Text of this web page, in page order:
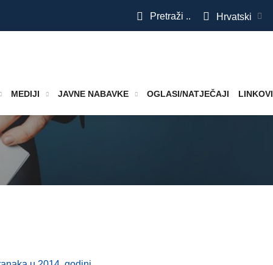
Pretraži .. Hrvatski
MEDIJI JAVNE NABAVKE OGLASI/NATJEČAJI LINKOVI